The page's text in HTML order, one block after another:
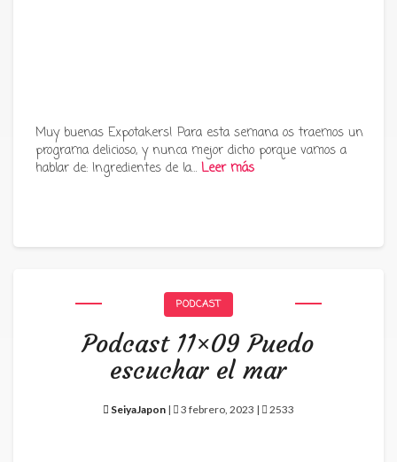
Muy buenas Expotakers! Para esta semana os traemos un
programa delicioso, y nunca mejor dicho porque vamos a
hablar de: Ingredientes de la… Leer más
PODCAST
Podcast 11×09 Puedo
escuchar el mar
SeiyaJapon | 3 febrero, 2023 | 2533